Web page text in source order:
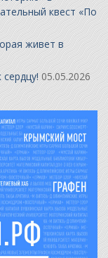
квест «По
живет в
05.05.2026